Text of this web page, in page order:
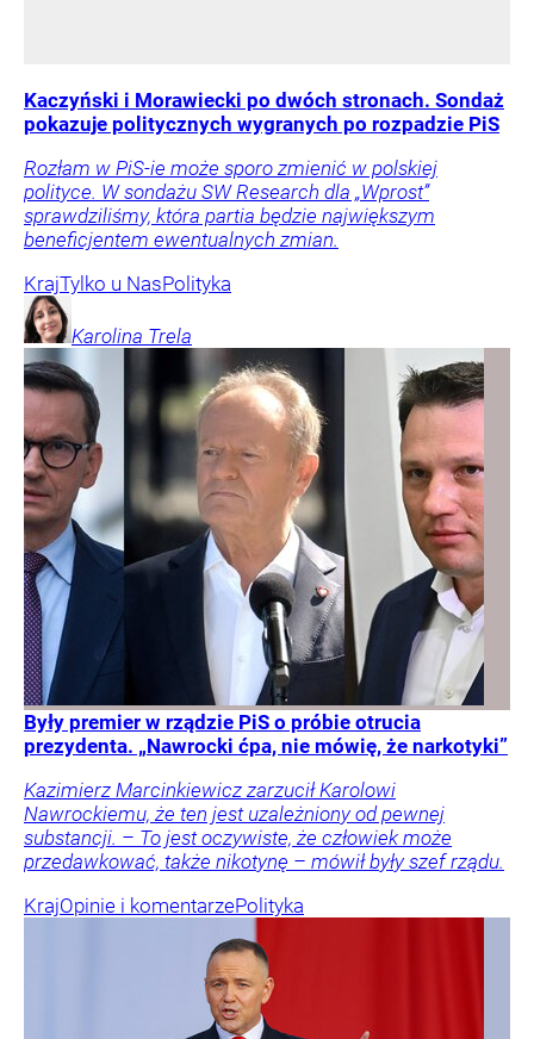
Kaczyński i Morawiecki po dwóch stronach. Sondaż
pokazuje politycznych wygranych po rozpadzie PiS
Rozłam w PiS-ie może sporo zmienić w polskiej
polityce. W sondażu SW Research dla „Wprost”
sprawdziliśmy, która partia będzie największym
beneficjentem ewentualnych zmian.
KrajTylko u NasPolityka
Karolina Trela
Były premier w rządzie PiS o próbie otrucia
prezydenta. „Nawrocki ćpa, nie mówię, że narkotyki”
Kazimierz Marcinkiewicz zarzucił Karolowi
Nawrockiemu, że ten jest uzależniony od pewnej
substancji. – To jest oczywiste, że człowiek może
przedawkować, także nikotynę – mówił były szef rządu.
KrajOpinie i komentarzePolityka